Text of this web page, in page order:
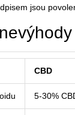
jsou
CBD
5-30%